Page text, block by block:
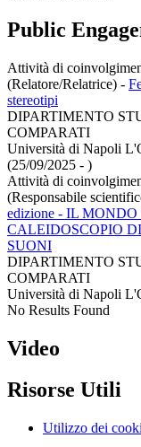
Public
Attività di
(Relatore/Relatrice) -
stereotipi
DIPARTIMENTO
COMPARATI
Università di Napoli
(25/09/2025 - )
Attività di
(Responsabile
edizione - IL
CALEIDOSCOPIO
SUONI
DIPARTIMENTO
COMPARATI
Università di Napoli
No Results Found
Video
Risorse Utili
Utilizzo dei